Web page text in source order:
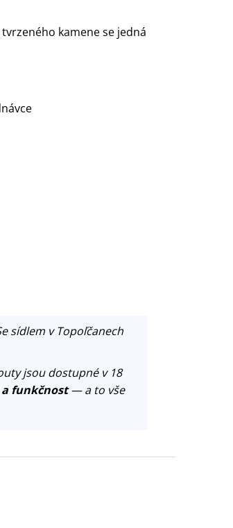
kamene se jedná
sídlem v Topoľčanech
jsou dostupné v 18
funkčnost— a to vše